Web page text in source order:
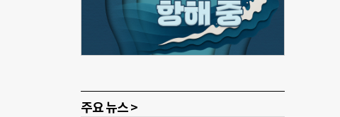
주요 뉴스 >